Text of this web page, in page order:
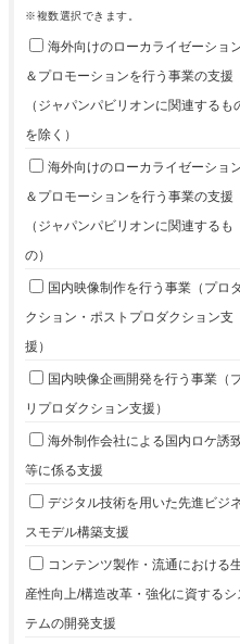
※複数選択できます。
海外向けのローカライゼーショ
＆プロモーションを行う事業の支援
（ジャパンパビリオンに関連するも
を除く）
海外向けのローカライゼーショ
＆プロモーションを行う事業の支援
（ジャパンパビリオンに関連するも
の）
国内映像制作を行う事業（プロ
クション・ポストプロダクション支
援）
国内映像企画開発を行う事業（
リプロダクション支援）
海外制作会社による国内ロケ誘
等に係る支援
デジタル技術を用いた先進ビジ
スモデル構築支援
コンテンツ製作・流通における
産性向上/構造改革・強化に資するシ
テムの開発支援